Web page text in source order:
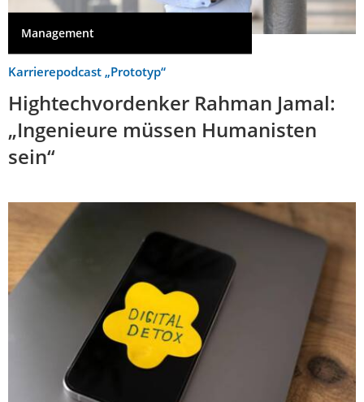
Management
Karrierepodcast „Prototyp“
Hightechvordenker Rahman Jamal:
„Ingenieure müssen Humanisten
sein“